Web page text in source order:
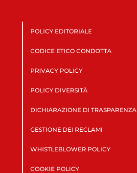
POLICY EDITORIALE
CODICE ETICO CONDOTTA
PRIVACY POLICY
POLICY DIVERSITÀ
DICHIARAZIONE DI TRASPARENZA
GESTIONE DEI RECLAMI
WHISTLEBLOWER POLICY
COOKIE POLICY